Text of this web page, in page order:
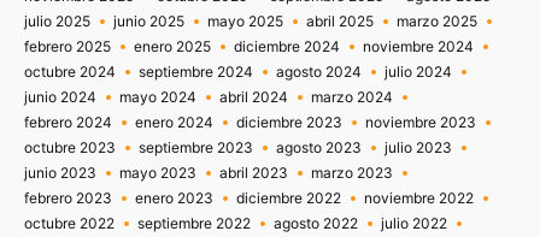
julio 2025
junio 2025 mayo 2025 abril 2025
marzo 2025
febrero 2025
enero 2025 diciembre 2024
noviembre 2024
octubre 2024
septiembre 2024 agosto 2024
julio 2024
junio 2024
mayo 2024 abril 2024
marzo 2024
febrero 2024
enero 2024 diciembre 2023
noviembre 2023
octubre 2023
septiembre 2023 agosto 2023
julio 2023
junio 2023
mayo 2023 abril 2023
marzo 2023
febrero 2023
enero 2023 diciembre 2022
noviembre 2022
octubre 2022
septiembre 2022 agosto 2022
julio 2022